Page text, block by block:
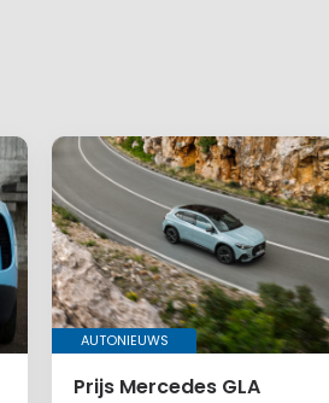
AUTONIEUWS
Prijs Mercedes GLA